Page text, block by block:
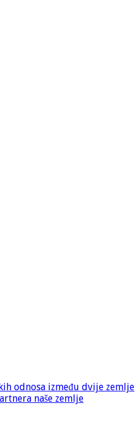
odnosa između dvije zemlje
naše zemlje